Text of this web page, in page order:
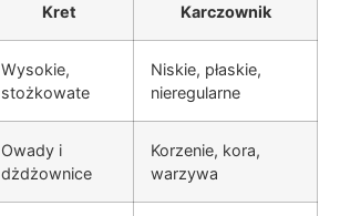
Kret Karczownik
Wysokie,
stożkowate
Niskie, płaskie,
nieregularne
Owady i
dżdżownice
Korzenie, kora,
warzywa